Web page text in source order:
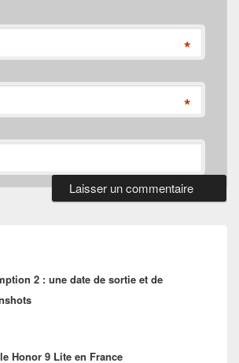
*
*
: 2 : une date de sortie et de
Honor 9 Lite en France